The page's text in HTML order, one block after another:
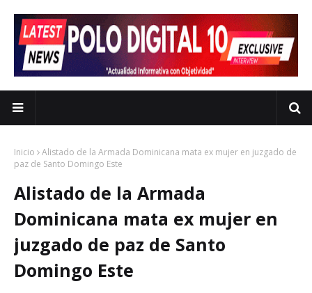
Inicio
Alistado de la Armada Dominicana mata ex mujer en juzgado de
paz de Santo Domingo Este
Alistado de la Armada
Dominicana mata ex mujer en
juzgado de paz de Santo
Domingo Este